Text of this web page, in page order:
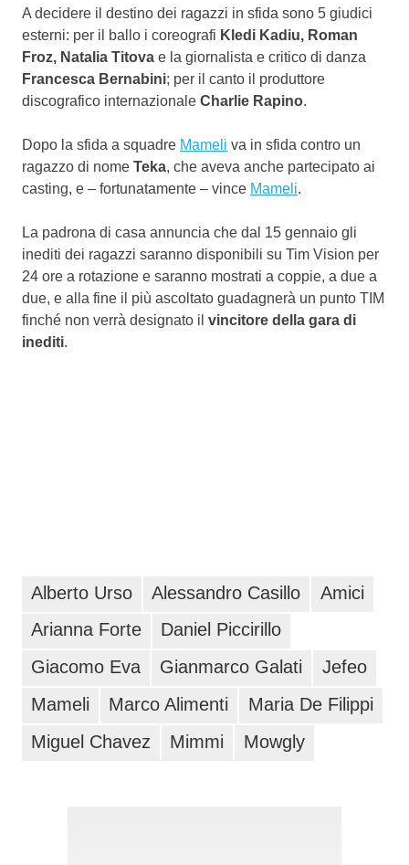
A decidere il destino dei ragazzi in sfida sono 5 giudici
esterni: per il ballo i coreografi Kledi Kadiu, Roman
Froz, Natalia Titova e la giornalista e critico di danza
Francesca Bernabini; per il canto il produttore
discografico internazionale Charlie Rapino.
Dopo la sfida a squadre Mameli va in sfida contro un
ragazzo di nome Teka, che aveva anche partecipato ai
casting, e – fortunatamente – vince Mameli.
La padrona di casa annuncia che dal 15 gennaio gli
inediti dei ragazzi saranno disponibili su Tim Vision per
24 ore a rotazione e saranno mostrati a coppie, a due a
due, e alla fine il più ascoltato guadagnerà un punto TIM
finché non verrà designato il vincitore della gara di
inediti.
Alberto Urso Alessandro Casillo
Amici
Arianna Forte
Daniel Piccirillo
Giacomo Eva
Gianmarco Galati
Jefeo
Mameli
Marco Alimenti
Maria De Filippi
Miguel Chavez
Mimmi Mowgly